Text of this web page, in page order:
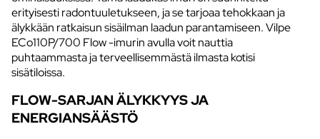
erityisesti radontuuletukseen, ja se tarjoaa tehokkaan ja
älykkään ratkaisun sisäilman laadun parantamiseen. Vilpe
ECo110P/700 Flow -imurin avulla voit nauttia
puhtaammasta ja terveellisemmästä ilmasta kotisi
sisätiloissa.
FLOW-SARJAN ÄLYKKYYS JA
ENERGIANSÄÄSTÖ